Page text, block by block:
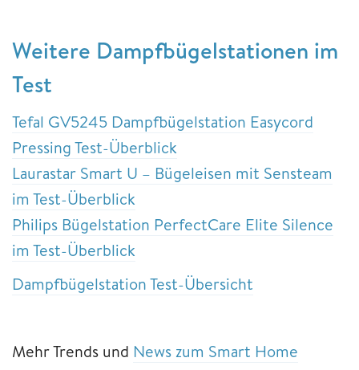
Weitere Dampfbügelstationen im
Test
Tefal GV5245 Dampfbügelstation Easycord
Pressing Test-Überblick
Laurastar Smart U – Bügeleisen mit Sensteam
im Test-Überblick
Philips Bügelstation PerfectCare Elite Silence
im Test-Überblick
Dampfbügelstation Test-Übersicht
Mehr Trends und News zum Smart Home